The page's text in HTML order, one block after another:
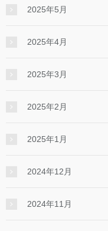
2025年5月
2025年4月
2025年3月
2025年2月
2025年1月
2024年12月
2024年11月